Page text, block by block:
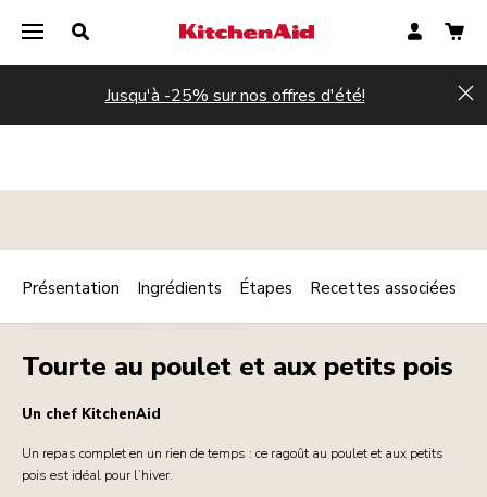
Jusqu'à -25% sur nos offres d'été!
PLAT PRINCIPAL VOLAILLE Print
Tourte au poulet et aux petits pois
Un chef KitchenAid
Un repas complet en un rien de temps : ce ragoût au poulet et aux petits
pois est idéal pour l’hiver.
Présentation Ingrédients Étapes Recettes associées